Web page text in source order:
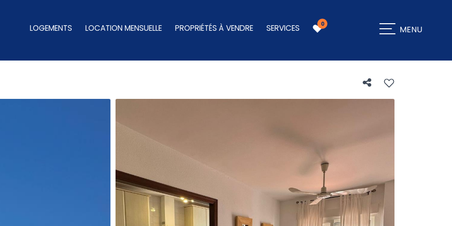
LOGEMENTS LOCATION MENSUELLE PROPRIÉTÉS À VENDRE SERVICES 0 MENU